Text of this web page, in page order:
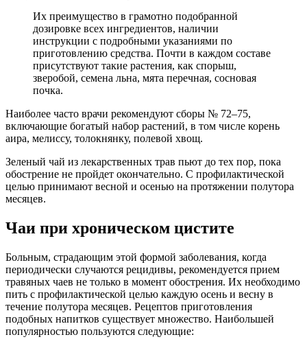
Их преимущество в грамотно подобранной
дозировке всех ингредиентов, наличии
инструкции с подробными указаниями по
приготовлению средства. Почти в каждом составе
присутствуют такие растения, как спорыш,
зверобой, семена льна, мята перечная, сосновая
почка.
Наиболее часто врачи рекомендуют сборы № 72–75,
включающие богатый набор растений, в том числе корень
аира, мелиссу, толокнянку, полевой хвощ.
Зеленый чай из лекарственных трав пьют до тех пор, пока
обострение не пройдет окончательно. С профилактической
целью принимают весной и осенью на протяжении полутора
месяцев.
Чаи при хроническом цистите
Больным, страдающим этой формой заболевания, когда
периодически случаются рецидивы, рекомендуется прием
травяных чаев не только в момент обострения. Их необходимо
пить с профилактической целью каждую осень и весну в
течение полутора месяцев. Рецептов приготовления
подобных напитков существует множество. Наибольшей
популярностью пользуются следующие: